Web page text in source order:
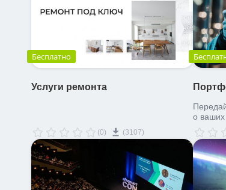
Бесплатно
Услуги ремонта
(0) (3107)
о ваших